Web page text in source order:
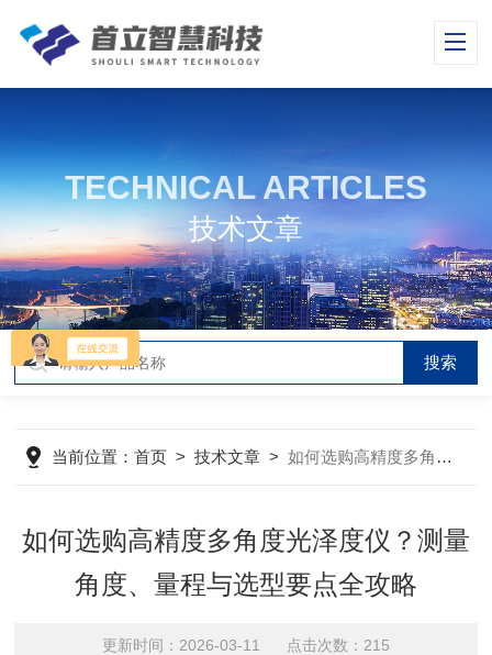
TECHNICAL ARTICLES
技术文章
当前位置：首页 >技术文章 >如何选购高精度多角度光泽度仪？测量角度、量程与选型要点全攻略
如何选购高精度多角度光泽度仪？测量
角度、量程与选型要点全攻略
更新时间：2026-03-11 点击次数：215